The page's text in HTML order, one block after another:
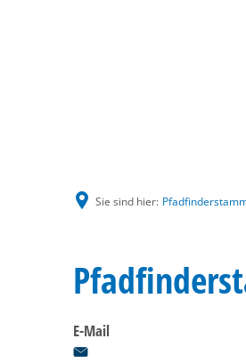
Sie sind hier:
E-Mail